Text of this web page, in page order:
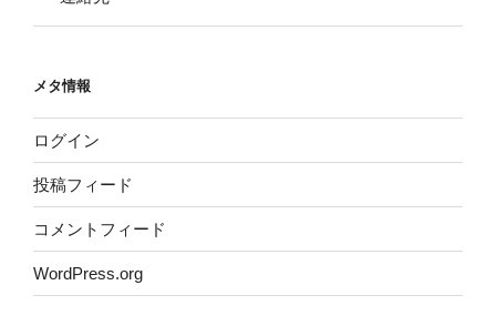
メタ情報
ログイン
投稿フィード
コメントフィード
WordPress.org